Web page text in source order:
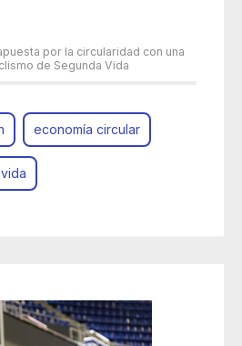
por la circularidad con una
de Segunda Vida
economía circular